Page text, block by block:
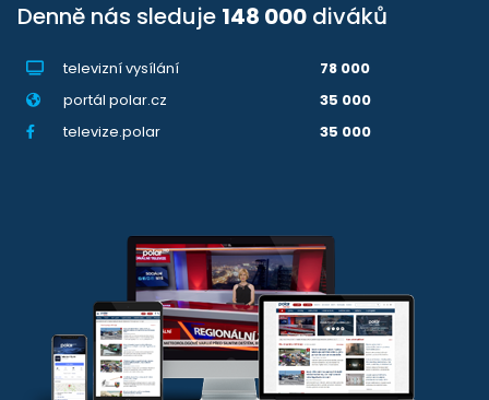
Denně nás sleduje 148 000 diváků
televizní vysílání
78 000
portál polar.cz
35 000
televize.polar
35 000